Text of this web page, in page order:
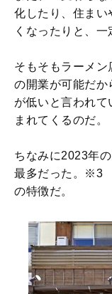
化したり、住まい
くなったりと、一
そもそもラーメ
の開業が可能だか
が低いと言われ
まれてくるのだ。
ちなみに2023年
最多だった。※3
の特徴だ。